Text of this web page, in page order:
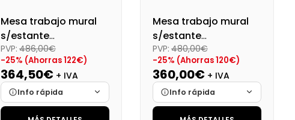
Mesa trabajo mural
s/estante
desmontado
Dim:1200X600X850
PVP: 486,00€
-25% (Ahorras 122€)
364,50€ + IVA
Info rápida
Mesa trabajo mural
s/estante
desmontado
Dim:1100X600X850 Mm
PVP: 480,00€
-25% (Ahorras 120€)
360,00€ + IVA
Info rápida